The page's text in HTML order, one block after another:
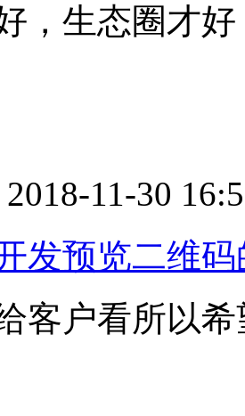
，生态圈才
2018-11-30
发预览二维
客户看所以